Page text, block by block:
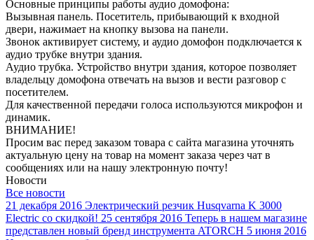
Основные принципы работы аудио домофона:
Вызывная панель. Посетитель, прибывающий к входной
двери, нажимает на кнопку вызова на панели.
Звонок активирует систему, и аудио домофон подключается к
аудио трубке внутри здания.
Аудио трубка. Устройство внутри здания, которое позволяет
владельцу домофона отвечать на вызов и вести разговор с
посетителем.
Для качественной передачи голоса используются микрофон и
динамик.
ВНИМАНИЕ!
Просим вас перед заказом товара с сайта магазина уточнять
актуальную цену на товар на момент заказа через чат в
сообщениях или на нашу электронную почту!
Новости
Все новости
21 декабря 2016 Электрический резчик Husqvarna K 3000
Electric со скидкой! 25 сентября 2016 Теперь в нашем магазине
представлен новый бренд инструмента ATORCH 5 июня 2016